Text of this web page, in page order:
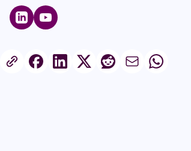
Published on 26th May 2026
Share